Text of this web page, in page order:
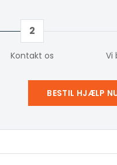
2
Kontakt os Vi
BESTIL HJÆLP